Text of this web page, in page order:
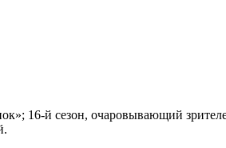
16-й сезон, очаровывающий